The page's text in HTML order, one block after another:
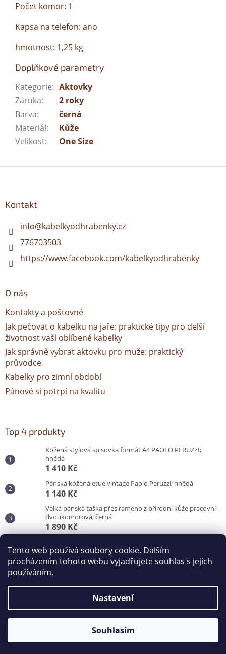
Tento web používá soubory cookie. Dalším
procházením tohoto webu vyjadřujete souhlas s jejich
používáním.
Nastavení
Souhlasím
Počet komor: 1
Kapsa na telefon: ano
hmotnost: 1,25 kg
Doplňkové parametry
Kategorie: Aktovky
Záruka:
2 roky
Barva:
černá
Materiál:
Kůže
Velikost: One Size
Kontakt
info@kabelkyodhrabenky.cz
776703503
https://www.facebook.com/kabelkyodhrabenky
O nás
Kontakty a poštovné
Jak pečovat o kabelku na jaře: praktické tipy pro delší
životnost vaší oblíbené kabelky
Jak správně vybrat aktovku pro muže: praktický
průvodce
Kabelky pro zimní období
Pánové si potrpí na kvalitu
Top 4 produkty
Kožená stylová spisovka formát A4 PAOLO PERUZZI;
hnědá
1 410 Kč
Pánská kožená etue vintage Paolo Peruzzi; hnědá
1 140 Kč
Velká pánská taška přes rameno z přírodní kůže pracovní -
dvoukomorová; černá
1 890 Kč
870 Kč
Vytvořil Shoptet
Copyright 2026Kabelky od Hraběnky. Všechna práva
vyhrazena.